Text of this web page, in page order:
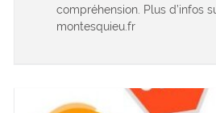
compréhension. Plus d’infos
montesquieu.fr